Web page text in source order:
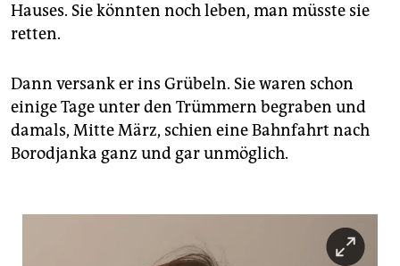
Hauses. Sie könnten noch leben, man müsste sie
retten.
Dann versank er ins Grübeln. Sie waren schon
einige Tage unter den Trümmern begraben und
damals, Mitte März, schien eine Bahnfahrt nach
Borodjanka ganz und gar unmöglich.